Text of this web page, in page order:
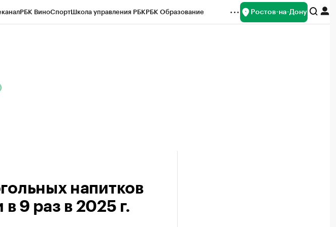
РБК ВиноСпортШкола управления РБКРБК Образование Ростов-на-Дону
напитков
9 раз в 2025 г.